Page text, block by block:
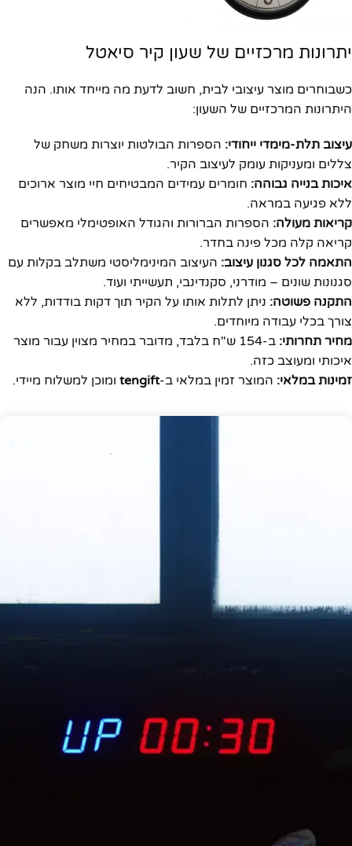
יתרונות מרכזיים של שעון קיר סיאטל
כשבוחרים מוצר עיצובי לבית, חשוב לדעת מה מייחד אותו. הנה
היתרונות המרכזיים של השעון:
עיצוב תלת-מימדי ייחודי: הספרות הבולטות יוצרות משחק של
צללים ומעניקות עומק לעיצוב הקיר.
איכות בנייה גבוהה: חומרים עמידים המבטיחים חיי מוצר ארוכים
ללא פגיעה במראה.
קריאות מעולה: הספרות הברורות והגודל האופטימלי מאפשרים
קריאה קלה מכל פינה בחדר.
התאמה לכל סגנון עיצוב: העיצוב המינימליסטי משתלב בקלות עם
סגנונות שונים – מודרני, סקנדינבי, תעשייתי ועוד.
התקנה פשוטה: ניתן לתלות אותו על הקיר תוך דקות בודדות, ללא
צורך בכלי עבודה מיוחדים.
מחיר תחרותי:
ב-154 ש"ח בלבד, מדובר במחיר מצוין עבור מוצר
איכותי ומעוצב כזה.
זמינות במלאי: המוצר זמין במלאי ב-tengift ומוכן למשלוח מיידי.